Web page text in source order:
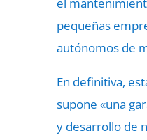
pequeñas
autónomos de
En definitiva,
supone «una
y desarrollo de